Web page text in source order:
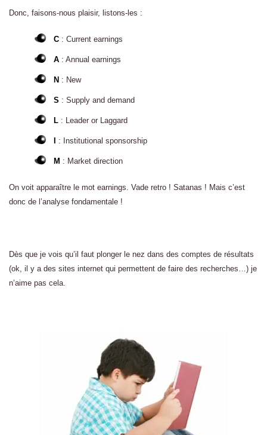
Donc, faisons-nous plaisir, listons-les :
C : Current earnings
A : Annual earnings
N : New
S : Supply and demand
L : Leader or Laggard
: Institutional sponsorship
M : Market direction
On voit apparaître le mot earnings. Vade retro ! Satanas ! Mais c’est
donc de l’analyse fondamentale !
Dès que je vois qu’il faut plonger le nez dans des comptes de résultats
(ok, il y a des sites internet qui permettent de faire des recherches…) je
n’aime pas cela.